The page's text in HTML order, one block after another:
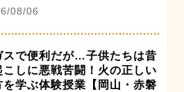
08/06
スで便利だが…子供たちは昔
こしに悪戦苦闘！火の正しい
を学ぶ体験授業【岡山・赤磐